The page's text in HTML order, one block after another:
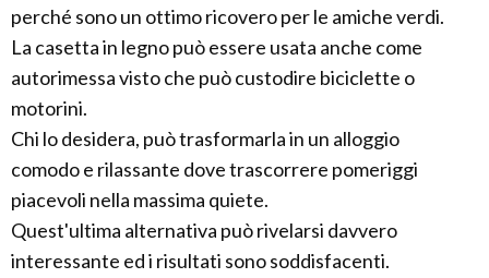
perché sono un ottimo ricovero per le amiche verdi.
La casetta in legno può essere usata anche come
autorimessa visto che può custodire biciclette o
motorini.
Chi lo desidera, può trasformarla in un alloggio
comodo e rilassante dove trascorrere pomeriggi
piacevoli nella massima quiete.
Quest'ultima alternativa può rivelarsi davvero
interessante ed i risultati sono soddisfacenti.